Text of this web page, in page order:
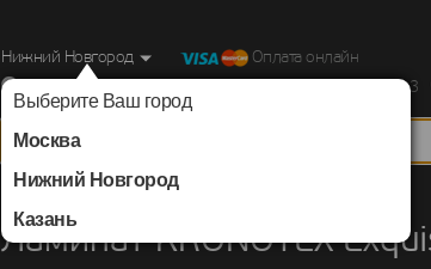
Нижний Новгород
Выберите Ваш город
Москва
Нижний Новгород
Казань
Оплата онлайн
г. Нижний Новгород, Ул. Республиканская д.43 корпус 3
Ламинат KRONOTEX